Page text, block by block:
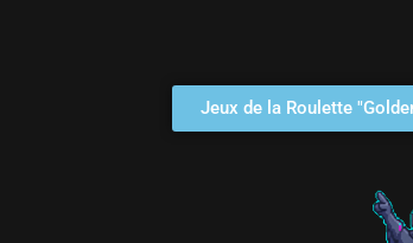
Jeux de la Roulette